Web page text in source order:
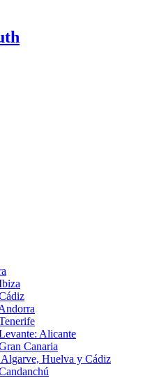
Alicante
Canaria
Huelva y Cádiz